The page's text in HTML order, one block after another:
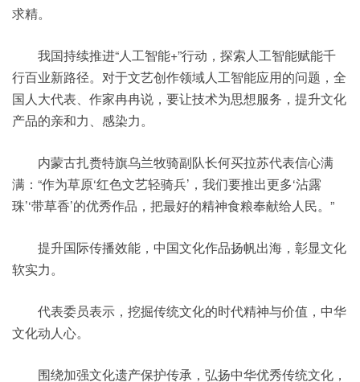
求精。
我国持续推进“人工智能+”行动，探索人工智能赋能千
行百业新路径。对于文艺创作领域人工智能应用的问题，全
国人大代表、作家冉冉说，要让技术为思想服务，提升文化
产品的亲和力、感染力。
内蒙古扎赉特旗乌兰牧骑副队长何买拉苏代表信心满
满：“作为草原‘红色文艺轻骑兵’，我们要推出更多‘沾露
珠’‘带草香’的优秀作品，把最好的精神食粮奉献给人民。”
提升国际传播效能，中国文化作品扬帆出海，彰显文化
软实力。
代表委员表示，挖掘传统文化的时代精神与价值，中华
文化动人心。
围绕加强文化遗产保护传承，弘扬中华优秀传统文化，